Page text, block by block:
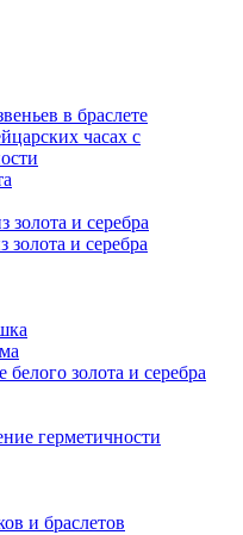
в браслете
часах с
золота и серебра
золота и серебра
золота и серебра
герметичности
и браслетов